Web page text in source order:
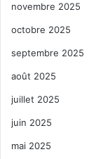
novembre 2025
octobre 2025
septembre 2025
août 2025
juillet 2025
juin 2025
mai 2025